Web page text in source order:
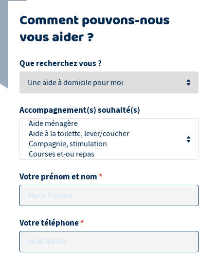
Comment pouvons-nous
vous aider ?
Que recherchez vous ?
Accompagnement(s) souhaité(s)
Votre prénom et nom*
Votre téléphone*